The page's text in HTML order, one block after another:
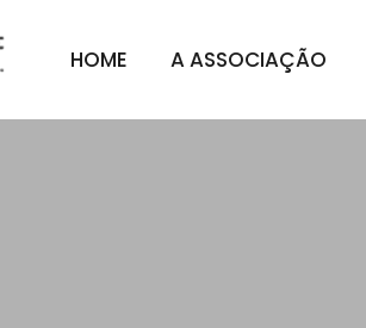
HOME A ASSOCIAÇÃO